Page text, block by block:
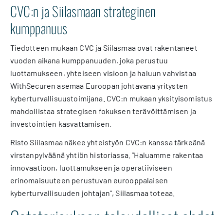
CVC:n ja Siilasmaan strateginen
kumppanuus
Tiedotteen mukaan CVC ja Siilasmaa ovat rakentaneet
vuoden aikana kumppanuuden, joka perustuu
luottamukseen, yhteiseen visioon ja haluun vahvistaa
WithSecuren asemaa Euroopan johtavana yritysten
kyberturvallisuustoimijana. CVC:n mukaan yksityisomistus
mahdollistaa strategisen fokuksen terävöittämisen ja
investointien kasvattamisen.
Risto Siilasmaa näkee yhteistyön CVC:n kanssa tärkeänä
virstanpylväänä yhtiön historiassa. ”Haluamme rakentaa
innovaatioon, luottamukseen ja operatiiviseen
erinomaisuuteen perustuvan eurooppalaisen
kyberturvallisuuden johtajan”, Siilasmaa toteaa.